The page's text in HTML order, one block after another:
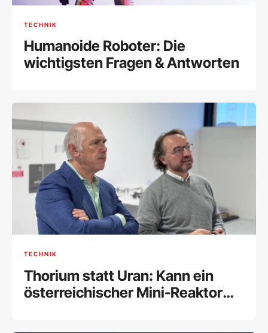
TECHNIK
Humanoide Roboter: Die
wichtigsten Fragen & Antworten
TECHNIK
Thorium statt Uran: Kann ein
österreichischer Mini-Reaktor